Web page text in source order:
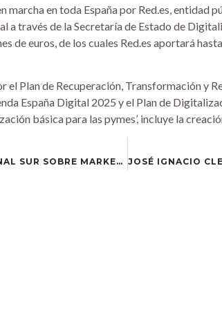
marcha en toda España por Red.es, entidad
a través de la Secretaría de Estado de
de euros, de los cuales Red.es aportará
el Plan de Recuperación, Transformación y
España Digital 2025 y el Plan de
básica para las pymes’, incluye la
REGLA GÓMEZ HABLA EN CANAL SUR SOBRE MARKETING DIGITAL